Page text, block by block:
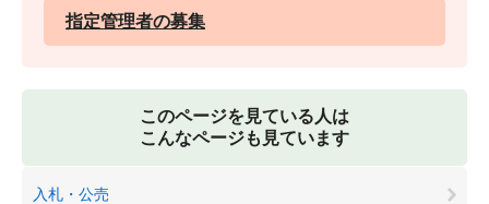
指定管理者の募集
このページを見ている人は
こんなページも見ています
入札・公売